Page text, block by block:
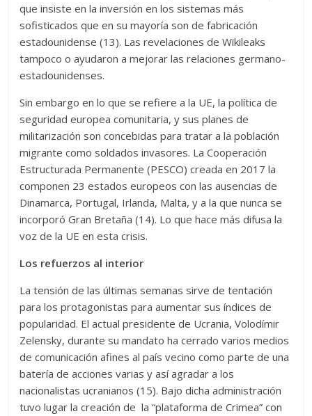
que insiste en la inversión en los sistemas más
sofisticados que en su mayoría son de fabricación
estadounidense (13). Las revelaciones de Wikileaks
tampoco o ayudaron a mejorar las relaciones germano-
estadounidenses.
Sin embargo en lo que se refiere a la UE, la política de
seguridad europea comunitaria, y sus planes de
militarización son concebidas para tratar a la población
migrante como soldados invasores. La Cooperación
Estructurada Permanente (PESCO) creada en 2017 la
componen 23 estados europeos con las ausencias de
Dinamarca, Portugal, Irlanda, Malta, y a la que nunca se
incorporó Gran Bretaña (14). Lo que hace más difusa la
voz de la UE en esta crisis.
Los refuerzos al interior
La tensión de las últimas semanas sirve de tentación
para los protagonistas para aumentar sus índices de
popularidad. El actual presidente de Ucrania, Volodímir
Zelensky, durante su mandato ha cerrado varios medios
de comunicación afines al país vecino como parte de una
batería de acciones varias y así agradar a los
nacionalistas ucranianos (15). Bajo dicha administración
tuvo lugar la creación de la “plataforma de Crimea” con